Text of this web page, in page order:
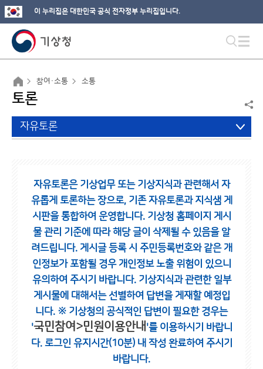
이 누리집은 대한민국 공식 전자정부 누리집입니다.
참여·소통 소통
토론
자유토론
자유토론은 기상업무 또는 기상지식과 관련해서 자
유롭게 토론하는 장으로, 기존 자유토론과 지식샘 게
시판을 통합하여 운영합니다. 기상청 홈페이지 게시
물 관리 기준에 따라 해당 글이 삭제될 수 있음을 알
려드립니다. 게시글 등록 시 주민등록번호와 같은 개
인정보가 포함될 경우 개인정보 노출 위험이 있으니
유의하여 주시기 바랍니다. 기상지식과 관련한 일부
게시물에 대해서는 선별하여 답변을 게재할 예정입
니다. ※ 기상청의 공식적인 답변이 필요한 경우는
'국민참여>민원이용안내 '를 이용하시기 바랍니
다. 로그인 유지시간(10분) 내 작성 완료하여 주시기
바랍니다.